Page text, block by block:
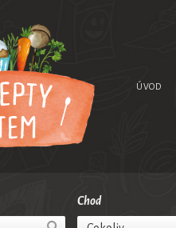
ÚVOD
Chod